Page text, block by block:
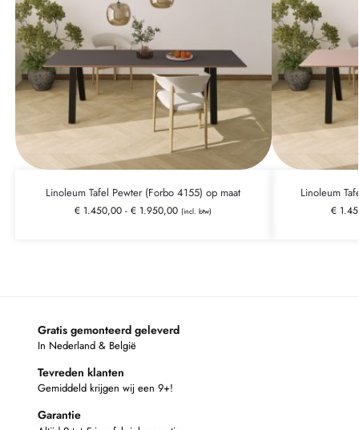
Linoleum Tafel Pewter (Forbo 4155) op maat
€ 1.450,00 - € 1.950,00 (incl. btw)
Linoleum
€
Gratis gemonteerd geleverd
In Nederland & België
Tevreden klanten
Gemiddeld krijgen wij een 9+!
Garantie